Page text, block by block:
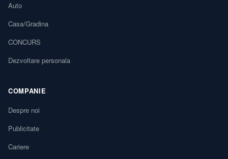
Auto
Casa/Gradina
CONCURS
Dezvoltare personala
COMPANIE
Despre noi
Publicitate
Cariere